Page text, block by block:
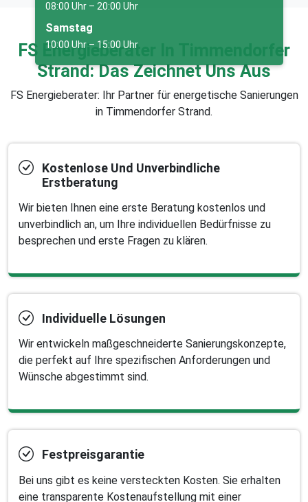
08:00 Uhr – 20:00 Uhr
Samstag
10:00 Uhr – 15:00 Uhr
FS Energieberater In Timmendorfer
Strand: Das Zeichnet Uns Aus
FS Energieberater: Ihr Partner für energetische Sanierungen
in Timmendorfer Strand.
Kostenlose Und Unverbindliche
Erstberatung
Wir bieten Ihnen eine erste Beratung kostenlos und
unverbindlich an, um Ihre individuellen Bedürfnisse zu
besprechen und erste Fragen zu klären.
Individuelle Lösungen
Wir entwickeln maßgeschneiderte Sanierungskonzepte,
die perfekt auf Ihre spezifischen Anforderungen und
Wünsche abgestimmt sind.
Festpreisgarantie
Bei uns gibt es keine versteckten Kosten. Sie erhalten
eine transparente Kostenaufstellung mit einer